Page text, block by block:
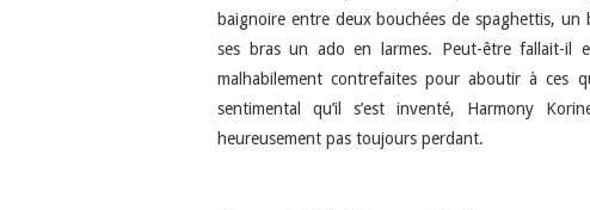
baignoire entre deux bouchées de spaghettis, un
ses bras un ado en larmes. Peut-être fallait-il
malhabilement contrefaites pour aboutir à ces
sentimental qu’il s’est inventé, Harmony
heureusement pas toujours perdant.